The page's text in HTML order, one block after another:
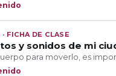
FICHA DE CLASE
y sonidos de mi
para moverlo, es